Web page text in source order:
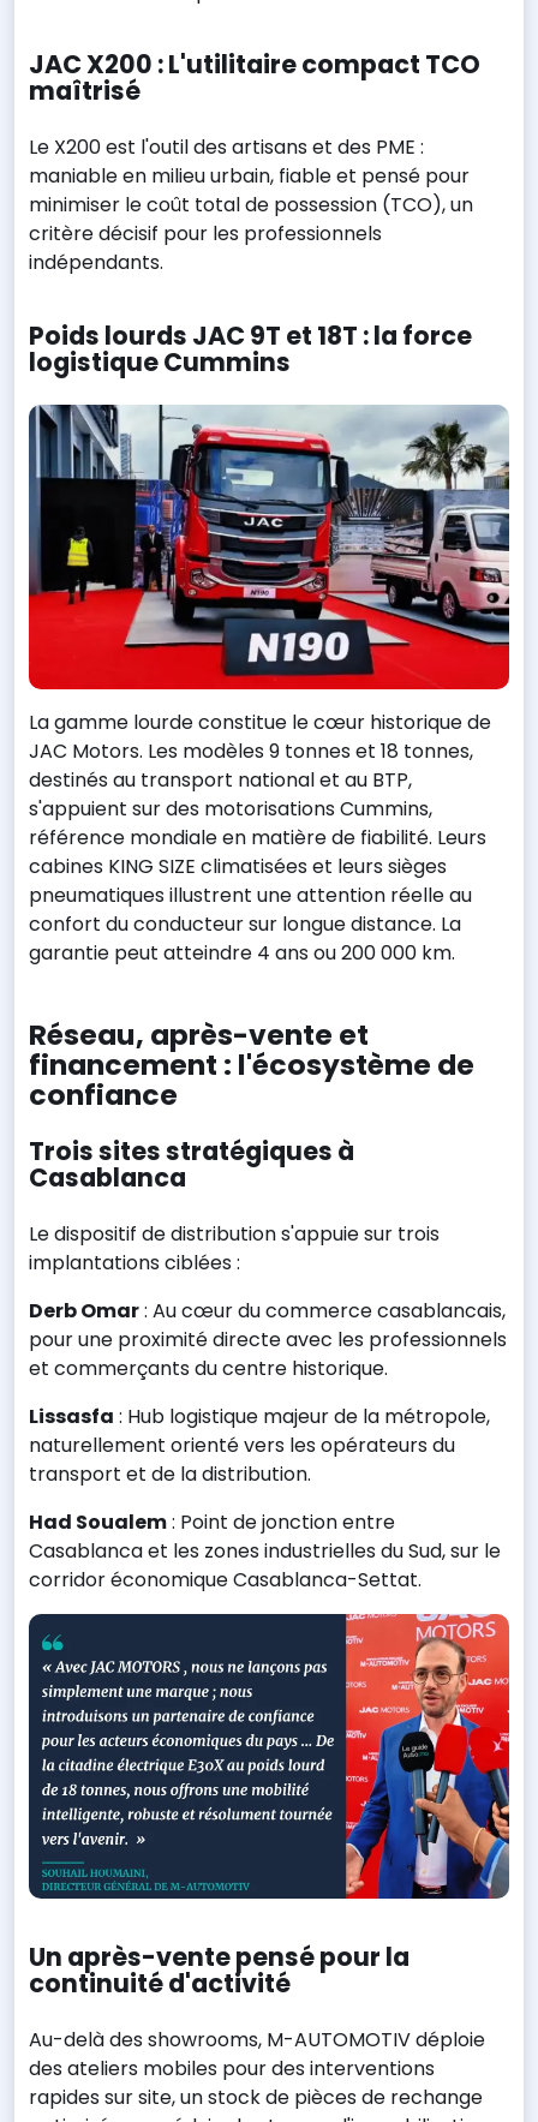
JAC X200 : L'utilitaire compact TCO
maîtrisé
Le X200 est l'outil des artisans et des PME :
maniable en milieu urbain, fiable et pensé pour
minimiser le coût total de possession (TCO), un
critère décisif pour les professionnels
indépendants.
Poids lourds JAC 9T et 18T : la force
logistique Cummins
La gamme lourde constitue le cœur historique de
JAC Motors. Les modèles 9 tonnes et 18 tonnes,
destinés au transport national et au BTP,
s'appuient sur des motorisations Cummins,
référence mondiale en matière de fiabilité. Leurs
cabines KING SIZE climatisées et leurs sièges
pneumatiques illustrent une attention réelle au
confort du conducteur sur longue distance. La
garantie peut atteindre 4 ans ou 200 000 km.
Réseau, après-vente et
financement : l'écosystème de
confiance
Trois sites stratégiques à
Casablanca
Le dispositif de distribution s'appuie sur trois
implantations ciblées :
Derb Omar: Au cœur du commerce casablancais,
pour une proximité directe avec les professionnels
et commerçants du centre historique.
Lissasfa : Hub logistique majeur de la métropole,
naturellement orienté vers les opérateurs du
transport et de la distribution.
Had Soualem: Point de jonction entre
Casablanca et les zones industrielles du Sud, sur le
corridor économique Casablanca-Settat.
Un après-vente pensé pour la
continuité d'activité
Au-delà des showrooms, M-AUTOMOTIV déploie
des ateliers mobiles pour des interventions
rapides sur site, un stock de pièces de rechange